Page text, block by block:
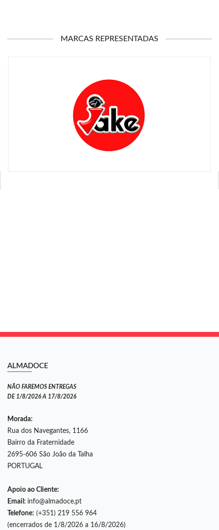
MARCAS REPRESENTADAS
ALMADOCE
NÃO FAREMOS ENTREGAS
DE 1/8/2026 A 17/8/2026
Morada:
Rua dos Navegantes, 1166
Bairro da Fraternidade
2695-606 São João da Talha
PORTUGAL
Apoio ao Cliente:
Email: info@almadoce.pt
Telefone: (+351) 219 556 964
(encerrados de 1/8/2026 a 16/8/2026)